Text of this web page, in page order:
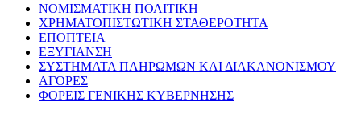
ΝΟΜΙΣΜΑΤΙΚΗ ΠΟΛΙΤΙΚΗ
ΧΡΗΜΑΤΟΠΙΣΤΩΤΙΚΗ ΣΤΑΘΕΡΟΤΗΤΑ
ΕΠΟΠΤΕΙΑ
ΕΞΥΓΙΑΝΣΗ
ΣΥΣΤΗΜΑΤΑ ΠΛΗΡΩΜΩΝ ΚΑΙ ΔΙΑΚΑΝΟΝΙΣΜΟΥ
ΑΓΟΡΕΣ
ΦΟΡΕΙΣ ΓΕΝΙΚΗΣ ΚΥΒΕΡΝΗΣΗΣ